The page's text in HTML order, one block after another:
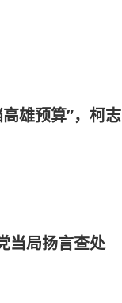
雄预算”，柯志
当局扬言查处